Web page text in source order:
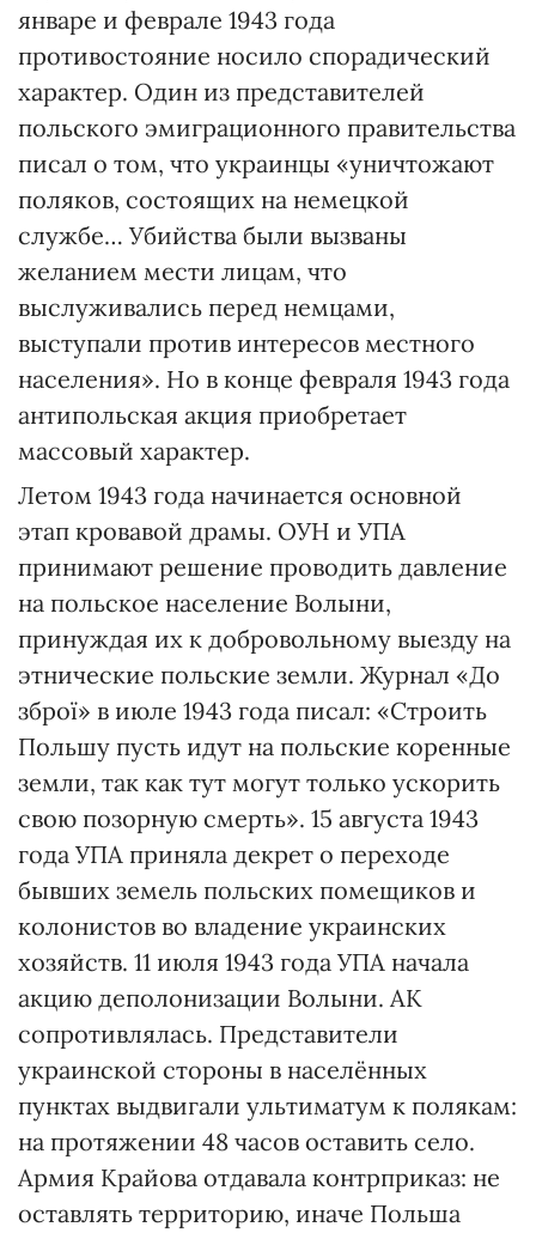
январе и феврале 1943 года
противостояние носило спорадический
характер. Один из представителей
польского эмиграционного правительства
писал о том, что украинцы «уничтожают
поляков, состоящих на немецкой
службе… Убийства были вызваны
желанием мести лицам, что
выслуживались перед немцами,
выступали против интересов местного
населения». Но в конце февраля 1943 года
антипольская акция приобретает
массовый характер.
Летом 1943 года начинается основной
этап кровавой драмы. ОУН и УПА
принимают решение проводить давление
на польское население Волыни,
принуждая их к добровольному выезду на
этнические польские земли. Журнал «До
зброї» в июле 1943 года писал: «Строить
Польшу пусть идут на польские коренные
земли, так как тут могут только ускорить
свою позорную смерть». 15 августа 1943
года УПА приняла декрет о переходе
бывших земель польских помещиков и
колонистов во владение украинских
хозяйств. 11 июля 1943 года УПА начала
акцию деполонизации Волыни. АК
сопротивлялась. Представители
украинской стороны в населённых
пунктах выдвигали ультиматум к полякам:
на протяжении 48 часов оставить село.
Армия Крайова отдавала контрприказ: не
оставлять территорию, иначе Польша